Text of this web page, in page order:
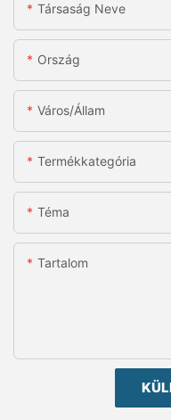
Társaság Neve
Ország
Város/állam
Termékkategória
Téma
Tartalom